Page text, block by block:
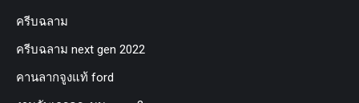
ครีบฉลาม
ครีบฉลาม next gen 2022
คานลากจูงแท้ ford